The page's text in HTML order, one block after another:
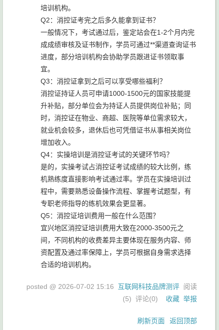
培训机构。
Q2：消控证考完之后多久能拿到证书？
一般情况下，考试通过后，鉴定站会在1-2个月内完
成成绩审核及证书制作，学员可通过**渠道查询证书
进度，部分培训机构会协助学员跟进证书领取事
宜。
Q3：消控证拿到之后可以享受哪些福利？
消控证持证人员可申请1000-1500元的国家技能提
升补贴，部分单位会为持证人员提供岗位补贴；同
时，消控证在物业、商超、医院等单位需求较大，
就业机会较多，退休后也可凭借证书从事相关岗位
增加收入。
Q4：实操培训是消控证考试的关键环节吗？
是的，实操考试占消控证考试成绩的较大比例，练
机熟练度直接影响考试通过率。学员在实操培训过
程中，需要熟悉设备操作流程、掌握考试题型，有
专职老师指导的练机效果会更显著。
Q5：消控证培训费用一般在什么范围？
宜兴地区消控证培训费用大致在2000-3500元之
间，不同机构的收费差异主要体现在服务内容、师
资配置及通过率保障上，学员可根据自身需求选择
合适的培训机构。
posted @ 2026-07-02 15:16 互联网科技品牌测评 阅读
(5) 评论(0) 收藏 举报
刷新页面 返回顶部